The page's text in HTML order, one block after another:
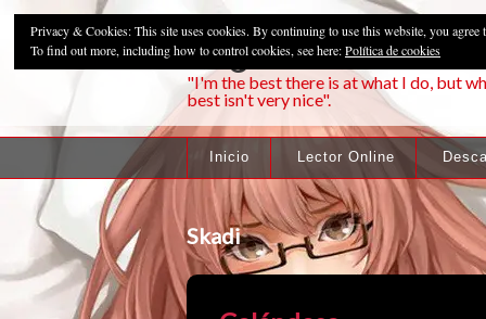
"I'm the best there is at what I do, but
best isn't very nice".
Inicio Lector Online
Skadi
Privacy & Cookies: This site uses cookies. By continuing to use this website, you agree
To find out more, including how to control cookies, see here:Política de cookies